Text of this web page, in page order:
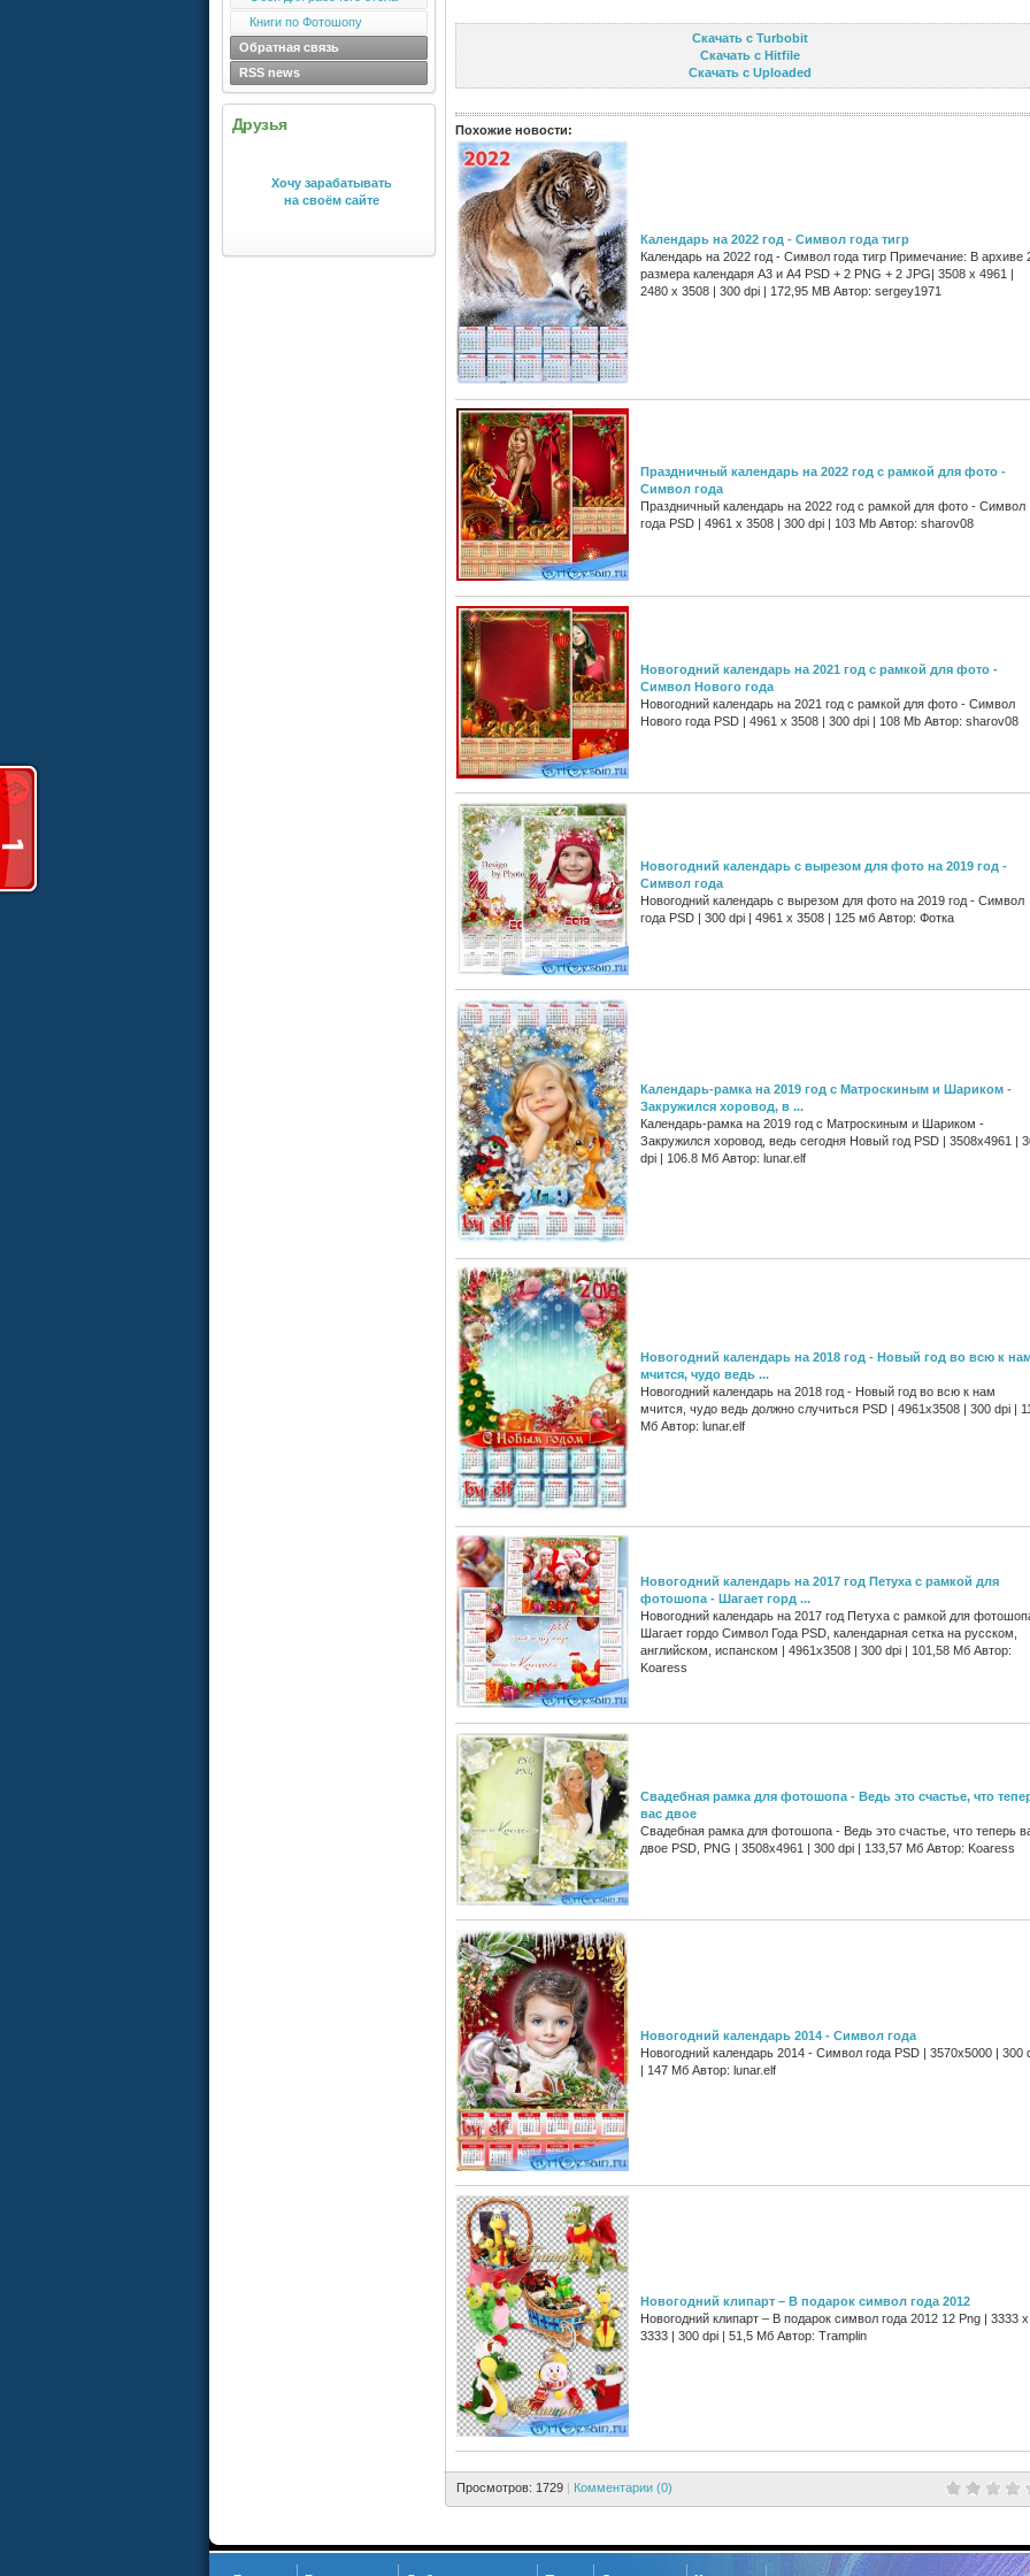
Книги по Фотошопу
Обратная связь
RSS news
Друзья
Хочу зарабатывать
на своём сайте
Скачать с Turbobit
Скачать с Hitfile
Скачать с Uploaded
Похожие новости:
Календарь на 2022 год - Символ года тигр
Календарь на 2022 год - Символ года тигр Примечание: В архиве
размера календаря А3 и А4 PSD + 2 PNG + 2 JPG| 3508 x 4961 |
2480 x 3508 | 300 dpi | 172,95 MB Автор: sergey1971
Праздничный календарь на 2022 год с рамкой для фото -
Символ года
Праздничный календарь на 2022 год с рамкой для фото - Символ
года PSD | 4961 х 3508 | 300 dpi | 103 Mb Автор: sharov08
Новогодний календарь на 2021 год с рамкой для фото -
Символ Нового года
Новогодний календарь на 2021 год с рамкой для фото - Символ
Нового года PSD | 4961 х 3508 | 300 dpi | 108 Mb Автор: sharov08
Новогодний календарь с вырезом для фото на 2019 год -
Символ года
Новогодний календарь с вырезом для фото на 2019 год - Символ
года PSD | 300 dpi | 4961 x 3508 | 125 мб Автор: Фотка
Календарь-рамка на 2019 год с Матроскиным и Шариком -
Закружился хоровод, в ...
Календарь-рамка на 2019 год с Матроскиным и Шариком -
Закружился хоровод, ведь сегодня Новый год PSD | 3508x4961 |
dpi | 106.8 Мб Автор: lunar.elf
Новогодний календарь на 2018 год - Новый год во всю к
мчится, чудо ведь ...
Новогодний календарь на 2018 год - Новый год во всю к нам
мчится, чудо ведь должно случиться PSD | 4961х3508 | 300 dpi |
Мб Автор: lunar.elf
Новогодний календарь на 2017 год Петуха с рамкой для
фотошопа - Шагает горд ...
Новогодний календарь на 2017 год Петуха с рамкой для
Шагает гордо Символ Года PSD, календарная сетка на русском,
английском, испанском | 4961x3508 | 300 dpi | 101,58 Мб Автор:
Koaress
Свадебная рамка для фотошопа - Ведь это счастье, что
вас двое
Свадебная рамка для фотошопа - Ведь это счастье, что теперь
двое PSD, PNG | 3508x4961 | 300 dpi | 133,57 Мб Автор: Koaress
Новогодний календарь 2014 - Символ года
Новогодний календарь 2014 - Символ года PSD | 3570x5000 | 300
| 147 Мб Автор: lunar.elf
Новогодний клипарт – В подарок символ года 2012
Новогодний клипарт – В подарок символ года 2012 12 Png | 3333 x
3333 | 300 dpi | 51,5 Мб Автор: Tramplin
Просмотров: 1729 | Комментарии (0)